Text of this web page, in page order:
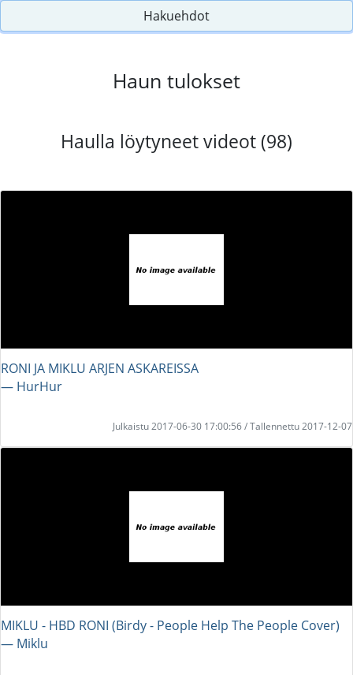
Hakuehdot
Haun tulokset
Haulla löytyneet videot (98)
RONI JA MIKLU ARJEN ASKAREISSA
― HurHur
Julkaistu 2017-06-30 17:00:56 / Tallennettu 2017-12-07
MIKLU - HBD RONI (Birdy - People Help The People Cover)
― Miklu